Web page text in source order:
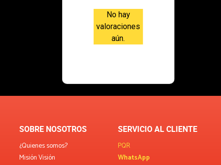
No hay
valoraciones
aún.
SOBRE NOSOTROS
¿Quienes somos?
Misión Visión
SERVICIO AL CLIENTE
PQR
WhatsApp